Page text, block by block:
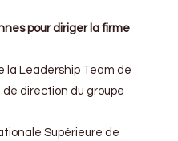
pour diriger la firme
la Leadership Team de
de direction du groupe
Supérieure de